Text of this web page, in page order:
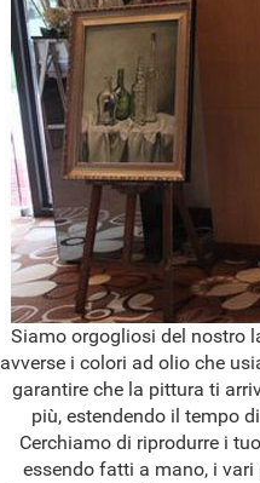
Siamo orgogliosi del nostro
avverse i colori ad olio che
garantire che la pittura ti
più, estendendo il tempo
Cerchiamo di riprodurre i
essendo fatti a mano, i